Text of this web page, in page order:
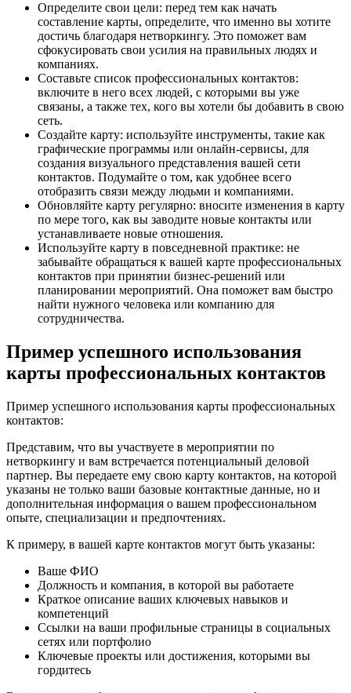
Определите свои цели: перед тем как начать
составление карты, определите, что именно вы хотите
достичь благодаря нетворкингу. Это поможет вам
сфокусировать свои усилия на правильных людях и
компаниях.
Составьте список профессиональных контактов:
включите в него всех людей, с которыми вы уже
связаны, а также тех, кого вы хотели бы добавить в свою
сеть.
Создайте карту: используйте инструменты, такие как
графические программы или онлайн-сервисы, для
создания визуального представления вашей сети
контактов. Подумайте о том, как удобнее всего
отобразить связи между людьми и компаниями.
Обновляйте карту регулярно: вносите изменения в карту
по мере того, как вы заводите новые контакты или
устанавливаете новые отношения.
Используйте карту в повседневной практике: не
забывайте обращаться к вашей карте профессиональных
контактов при принятии бизнес-решений или
планировании мероприятий. Она поможет вам быстро
найти нужного человека или компанию для
сотрудничества.
Пример успешного использования
карты профессиональных контактов
Пример успешного использования карты профессиональных
контактов:
Представим, что вы участвуете в мероприятии по
нетворкингу и вам встречается потенциальный деловой
партнер. Вы передаете ему свою карту контактов, на которой
указаны не только ваши базовые контактные данные, но и
дополнительная информация о вашем профессиональном
опыте, специализации и предпочтениях.
К примеру, в вашей карте контактов могут быть указаны:
Ваше ФИО
Должность и компания, в которой вы работаете
Краткое описание ваших ключевых навыков и
компетенций
Ссылки на ваши профильные страницы в социальных
сетях или портфолио
Ключевые проекты или достижения, которыми вы
гордитесь